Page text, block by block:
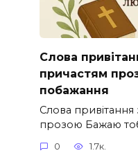
Слова
причастям
побажання
Слова
прозою Бажаю
0 1.7к.